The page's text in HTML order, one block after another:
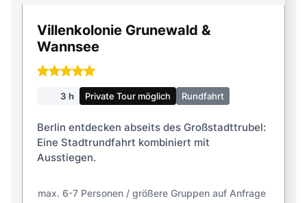
max. 6-7 Personen / größere Gruppen auf
Anfrage
Preis anfragen!
DDR-Zeitzeugentour mit Karl-Heinz Richter